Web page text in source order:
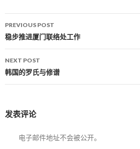
Post navigation
PREVIOUS POST
稳步推进厦门联络处工作
NEXT POST
韩国的罗氏与修谱
发表评论
电子邮件地址不会被公开。